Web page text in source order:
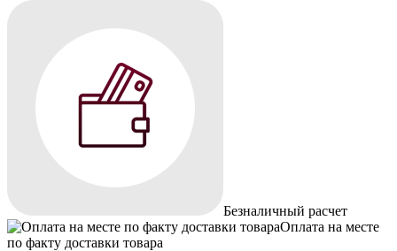
Безналичный расчет
Оплата на месте
по факту доставки товара